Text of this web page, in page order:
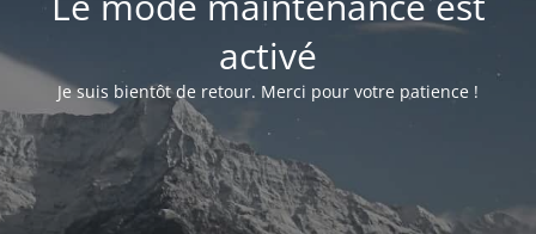
activé
Je suis bientôt de retour. Merci pour votre patience !